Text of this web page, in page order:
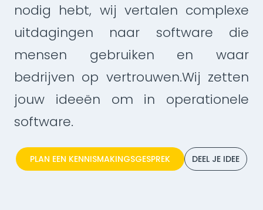
nodig hebt, wij vertalen complexe
uitdagingen naar software die
mensen gebruiken en waar
bedrijven op vertrouwen.Wij zetten
jouw ideeën om in operationele
software.
PLAN EEN KENNISMAKINGSGESPREK DEEL JE IDEE